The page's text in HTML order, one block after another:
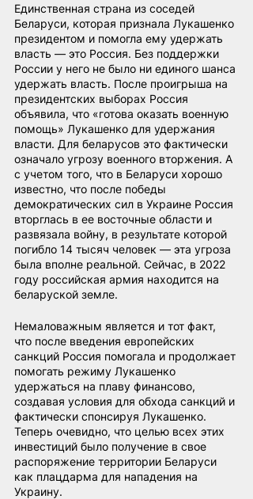
Единственная страна из соседей
Беларуси, которая признала Лукашенко
президентом и помогла ему удержать
власть — это Россия. Без поддержки
России у него не было ни единого шанса
удержать власть. После проигрыша на
президентских выборах Россия
объявила, что «готова оказать военную
помощь» Лукашенко для удержания
власти. Для беларусов это фактически
означало угрозу военного вторжения. А
с учетом того, что в Беларуси хорошо
известно, что после победы
демократических сил в Украине Россия
вторглась в ее восточные области и
развязала войну, в результате которой
погибло 14 тысяч человек — эта угроза
была вполне реальной. Сейчас, в 2022
году российская армия находится на
беларуской земле.
Немаловажным является и тот факт,
что после введения европейских
санкций Россия помогала и продолжает
помогать режиму Лукашенко
удержаться на плаву финансово,
создавая условия для обхода санкций и
фактически спонсируя Лукашенко.
Теперь очевидно, что целью всех этих
инвестиций было получение в свое
распоряжение территории Беларуси
как плацдарма для нападения на
Украину.